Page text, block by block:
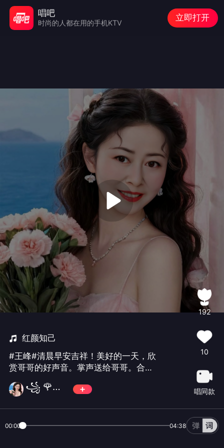
红颜知己
#王峰#清晨早安吉祥！美好的一天，欣
赏哥哥的好声音。掌声送给哥哥。合作
愉快希望每一天都是幸福安康的你闪闪
发亮的同时也要平平安安✨
꧁ 🌹꧂千变小魔仙꧁🎈
192
10
唱同款
00:00 04:38
唱吧
时尚的人都在用的手机KTV
立即打开